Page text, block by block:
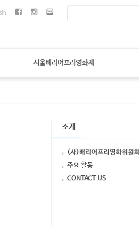
서울배리어프리영화제
소개
(사)배리어프리영화위원회
주요 활동
CONTACT US